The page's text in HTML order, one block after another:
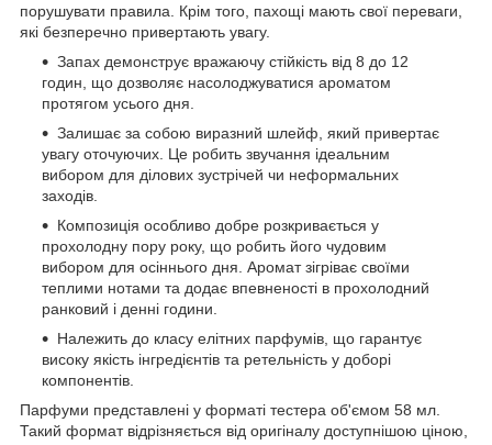
порушувати правила. Крім того, пахощі мають свої переваги,
які безперечно привертають увагу.
Запах демонструє вражаючу стійкість від 8 до 12
годин, що дозволяє насолоджуватися ароматом
протягом усього дня.
Залишає за собою виразний шлейф, який привертає
увагу оточуючих. Це робить звучання ідеальним
вибором для ділових зустрічей чи неформальних
заходів.
Композиція особливо добре розкривається у
прохолодну пору року, що робить його чудовим
вибором для осіннього дня. Аромат зігріває своїми
теплими нотами та додає впевненості в прохолодний
ранковий і денні години.
Належить до класу елітних парфумів, що гарантує
високу якість інгредієнтів та ретельність у доборі
компонентів.
Парфуми представлені у форматі тестера об'ємом 58 мл.
Такий формат відрізняється від оригіналу доступнішою ціною,